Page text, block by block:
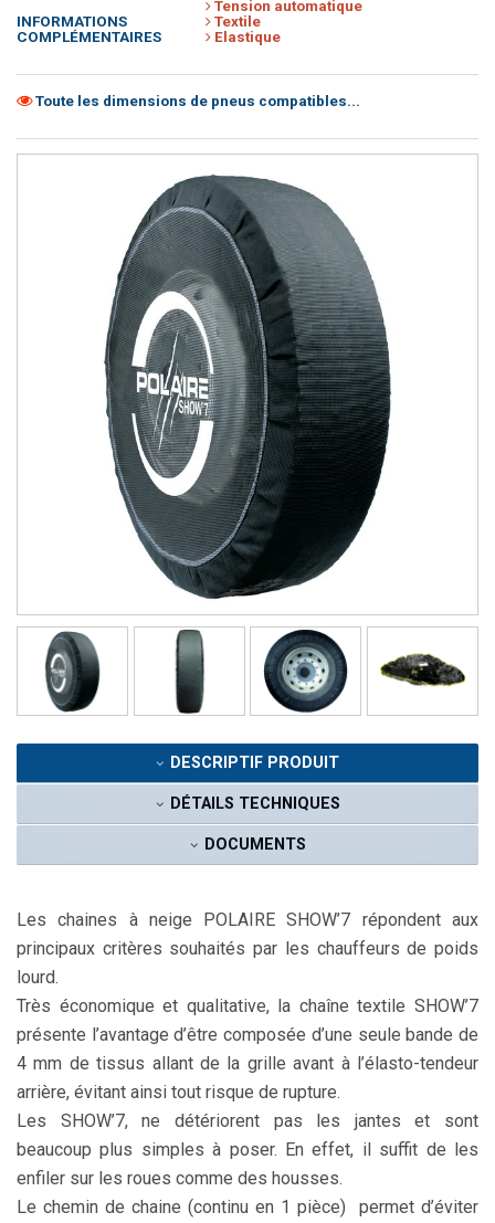
INFORMATIONS
COMPLÉMENTAIRES
Tension automatique
Textile
Elastique
Toute les dimensions de pneus compatibles...
DESCRIPTIF PRODUIT
DÉTAILS TECHNIQUES
DOCUMENTS
Les chaines à neige POLAIRE SHOW’7 répondent aux
principaux critères souhaités par les chauffeurs de poids
lourd.
Très économique et qualitative, la chaîne textile SHOW’7
présente l’avantage d’être composée d’une seule bande de
4 mm de tissus allant de la grille avant à l’élasto-tendeur
arrière, évitant ainsi tout risque de rupture.
Les SHOW’7, ne détériorent pas les jantes et sont
beaucoup plus simples à poser. En effet, il suffit de les
enfiler sur les roues comme des housses.
Le chemin de chaine (continu en 1 pièce) permet d’éviter